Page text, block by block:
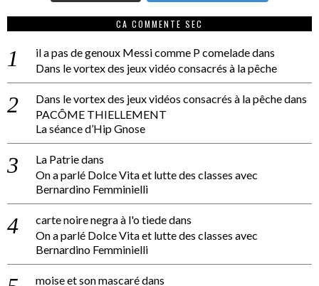
CA COMMENTE SEC
il a pas de genoux Messi comme P comeladedans
Dans le vortex des jeux vidéo consacrés à la pêche
Dans le vortex des jeux vidéos consacrés à la pêchedans
PACÔME THIELLEMENT
La séance d’Hip Gnose
La Patriedans
On a parlé Dolce Vita et lutte des classes avec
Bernardino Femminielli
carte noire negra à l'o tiededans
On a parlé Dolce Vita et lutte des classes avec
Bernardino Femminielli
moise et son mascarédans